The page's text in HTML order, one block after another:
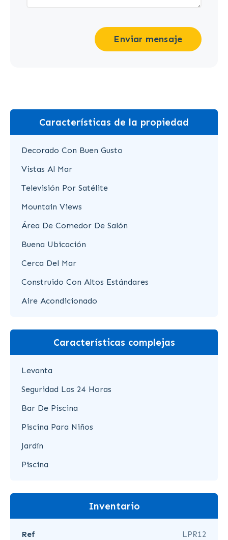
Enviar mensaje
Características de la propiedad
Decorado Con Buen Gusto
Vistas Al Mar
Televisión Por Satélite
Mountain Views
Área De Comedor De Salón
Buena Ubicación
Cerca Del Mar
Construido Con Altos Estándares
Aire Acondicionado
Características complejas
Levanta
Seguridad Las 24 Horas
Bar De Piscina
Piscina Para Niños
Jardín
Piscina
Inventario
Ref
LPR12